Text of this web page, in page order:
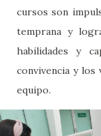
cursos son
temprana y
habilidades y
convivencia y
equipo.